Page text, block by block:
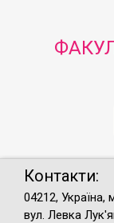
Контакти:
04212, Україна,
вул. Левка